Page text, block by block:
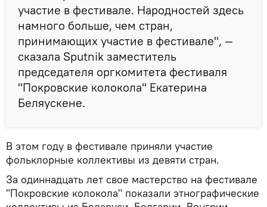
участие в фестивале. Народностей здесь
намного больше, чем стран,
принимающих участие в фестивале", —
сказала Sputnik заместитель
председателя оргкомитета фестиваля
"Покровские колокола" Екатерина
Беляускене.
В этом году в фестивале приняли участие
фольклорные коллективы из девяти стран.
За одиннадцать лет свое мастерство на фестивале
"Покровские колокола" показали этнографические